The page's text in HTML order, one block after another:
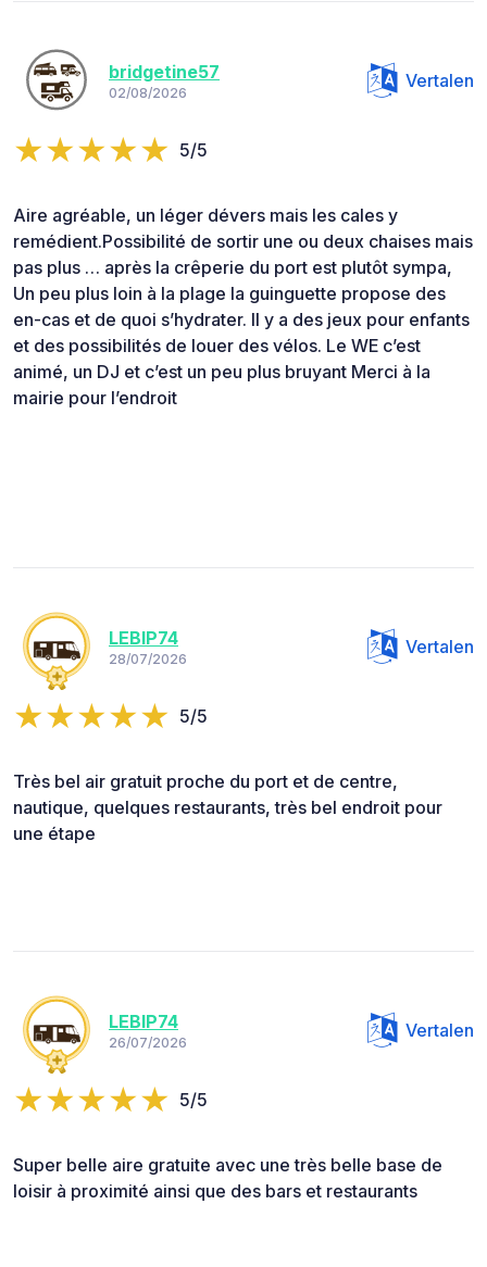
bridgetine57
02/08/2026
Vertalen
5/5
Aire agréable, un léger dévers mais les cales y
remédient.Possibilité de sortir une ou deux chaises mais
pas plus … après la crêperie du port est plutôt sympa,
Un peu plus loin à la plage la guinguette propose des
en-cas et de quoi s’hydrater. Il y a des jeux pour enfants
et des possibilités de louer des vélos. Le WE c’est
animé, un DJ et c’est un peu plus bruyant Merci à la
mairie pour l’endroit
LEBIP74
28/07/2026
Vertalen
5/5
Très bel air gratuit proche du port et de centre,
nautique, quelques restaurants, très bel endroit pour
une étape
LEBIP74
26/07/2026
Vertalen
5/5
Super belle aire gratuite avec une très belle base de
loisir à proximité ainsi que des bars et restaurants